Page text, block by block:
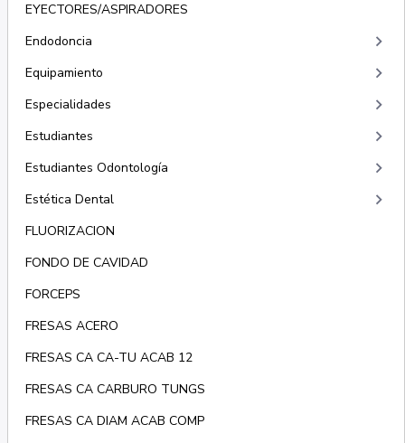
EYECTORES/ASPIRADORES
Endodoncia
keyboard_arrow_right
Equipamiento keyboard_arrow_right
Especialidades keyboard_arrow_right
Estudiantes keyboard_arrow_right
Estudiantes Odontología keyboard_arrow_right
Estética Dental keyboard_arrow_right
FLUORIZACION
FONDO DE CAVIDAD
FORCEPS
FRESAS ACERO
FRESAS CA CA-TU ACAB 12
FRESAS CA CARBURO TUNGS
FRESAS CA DIAM ACAB COMP